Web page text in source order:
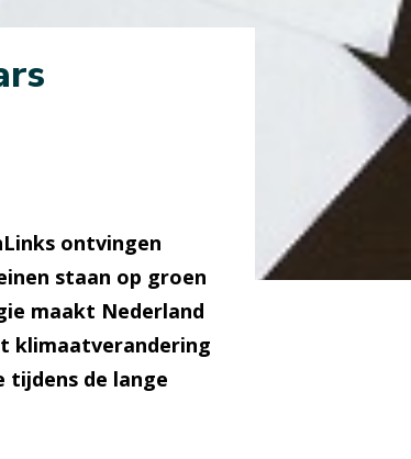
ontvingen
staan op groen
maakt Nederland
klimaatverandering
tijdens de lange